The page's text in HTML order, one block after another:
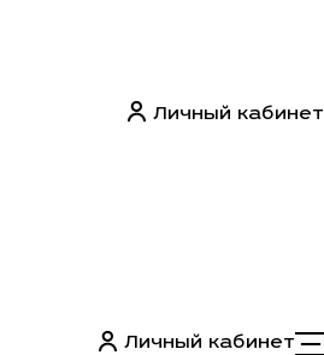
Личный кабинет
Личный кабинет